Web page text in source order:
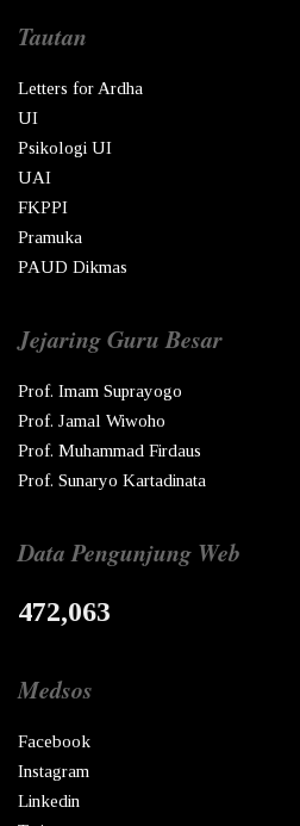
Tautan
Letters for Ardha
UI
Psikologi UI
UAI
FKPPI
Pramuka
PAUD Dikmas
Jejaring Guru Besar
Prof. Imam Suprayogo
Prof. Jamal Wiwoho
Prof. Muhammad Firdaus
Prof. Sunaryo Kartadinata
Data Pengunjung Web
472,063
Medsos
Facebook
Instagram
Linkedin